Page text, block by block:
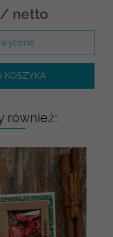
netto
KOSZYKA
również: